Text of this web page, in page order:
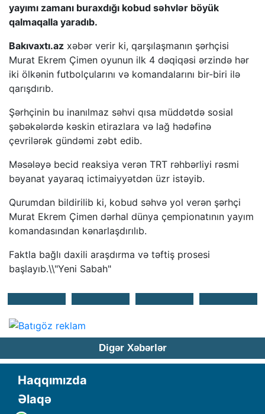
yayımı zamanı buraxdığı kobud səhvlər böyük
qalmaqalla yaradıb.
Bakıvaxtı.az xəbər verir ki, qarşılaşmanın şərhçisi
Murat Ekrem Çimen oyunun ilk 4 dəqiqəsi ərzində hər
iki ölkənin futbolçularını və komandalarını bir-biri ilə
qarışdırıb.
Şərhçinin bu inanılmaz səhvi qısa müddətdə sosial
şəbəkələrdə kəskin etirazlara və lağ hədəfinə
çevrilərək gündəmi zəbt edib.
Məsələyə becid reaksiya verən TRT rəhbərliyi rəsmi
bəyanat yayaraq ictimaiyyətdən üzr istəyib.
Qurumdan bildirilib ki, kobud səhvə yol verən şərhçi
Murat Ekrem Çimen dərhal dünya çempionatının yayım
komandasından kənarlaşdırılıb.
Faktla bağlı daxili araşdırma və təftiş prosesi
başlayıb.\\"Yeni Sabah"
Digər Xəbərlər
Haqqımızda
Əlaqə